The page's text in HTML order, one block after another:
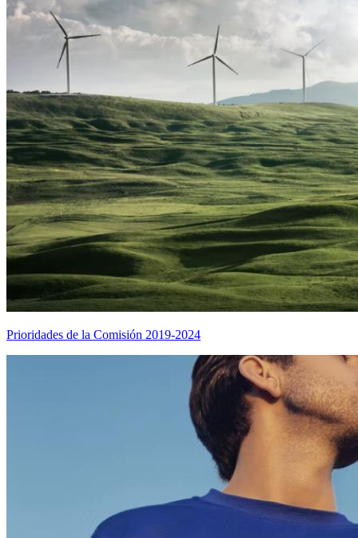
Prioridades de la Comisión 2019-2024